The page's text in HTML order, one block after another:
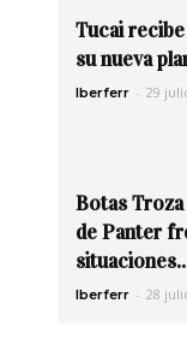
Tucai
su nueva
Iberferr - 29
Botas
de Panter
Iberferr - 28